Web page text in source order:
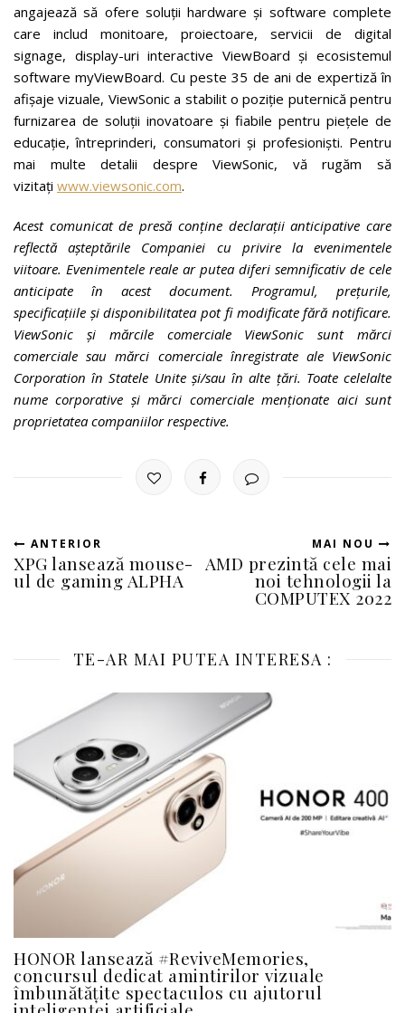
angajează să ofere soluții hardware și software complete
care includ monitoare, proiectoare, servicii de digital
signage, display-uri interactive ViewBoard și ecosistemul
software myViewBoard. Cu peste 35 de ani de expertiză în
afișaje vizuale, ViewSonic a stabilit o poziție puternică pentru
furnizarea de soluții inovatoare și fiabile pentru piețele de
educație, întreprinderi, consumatori și profesioniști. Pentru
mai multe detalii despre ViewSonic, vă rugăm să
vizitați www.viewsonic.com.
Acest comunicat de presă conține declarații anticipative care
reflectă așteptările Companiei cu privire la evenimentele
viitoare. Evenimentele reale ar putea diferi semnificativ de cele
anticipate în acest document. Programul, prețurile,
specificațiile și disponibilitatea pot fi modificate fără notificare.
ViewSonic și mărcile comerciale ViewSonic sunt mărci
comerciale sau mărci comerciale înregistrate ale ViewSonic
Corporation în Statele Unite și/sau în alte țări. Toate celelalte
nume corporative și mărci comerciale menționate aici sunt
proprietatea companiilor respective.
ANTERIOR
XPG lansează mouse-
ul de gaming ALPHA
MAI NOU
AMD prezintă cele mai
noi tehnologii la
COMPUTEX 2022
TE-AR MAI PUTEA INTERESA :
HONOR lansează #ReviveMemories,
concursul dedicat amintirilor vizuale
îmbunătățite spectaculos cu ajutorul